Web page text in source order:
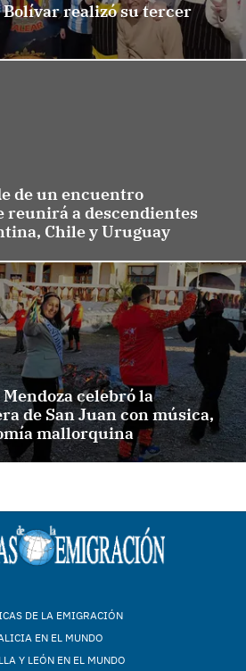
Bolívar realizó su tercer
de un encuentro
a descendientes
Chile y Uruguay
Mendoza celebró la
de San Juan con música,
mallorquina
DE LA EMIGRACIÓN
EN EL MUNDO
Y LEÓN EN EL MUNDO